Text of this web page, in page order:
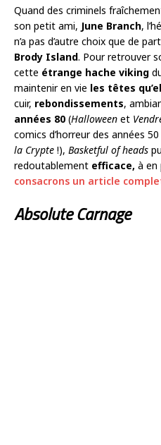
Quand des criminels
son petit ami, June Branch,
n’a pas d’autre choix que de
Brody Island. Pour retrouver
cette étrange hache viking
maintenir en vie les têtes
cuir, rebondissements,
années 80 (Halloween et
comics d’horreur des années
la Crypte !), Basketful of heads
redoutablement efficace, à en
consacrons un article
Absolute Carnage